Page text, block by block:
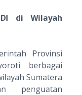
di Wilayah
Provinsi
berbagai
Sumatera
penguatan